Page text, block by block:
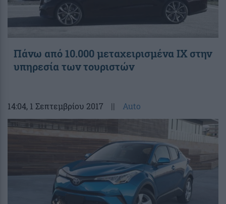
Πάνω από 10.000 μεταχειρισμένα ΙΧ στην
υπηρεσία των τουριστών
14:04, 1 Σεπτεμβρίου 2017 || Auto